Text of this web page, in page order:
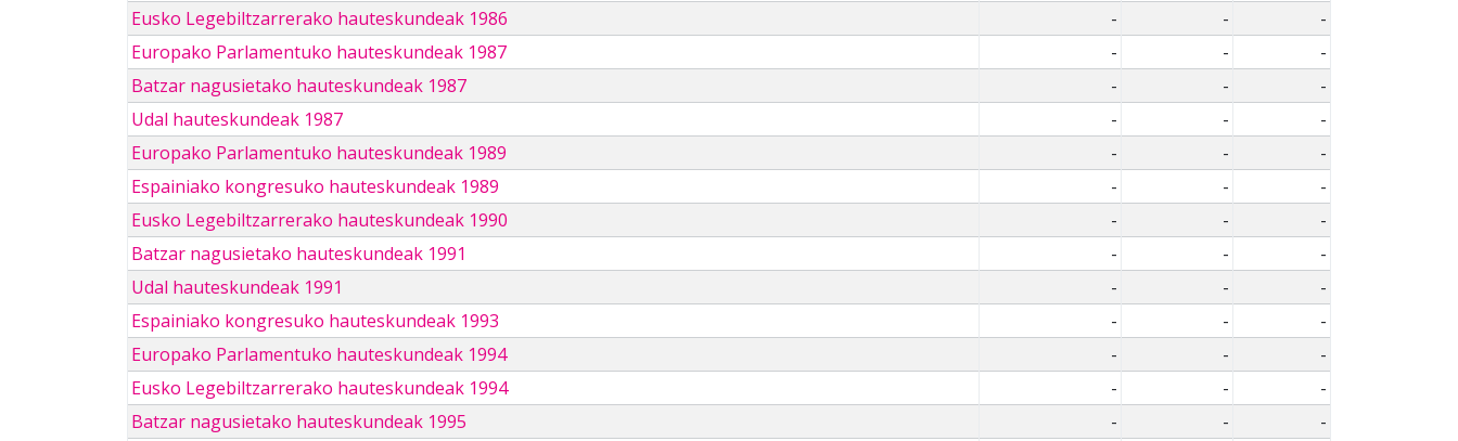
Eusko Legebiltzarrerako hauteskundeak 1986
- -
-
Europako Parlamentuko hauteskundeak 1987
- -
-
Batzar nagusietako hauteskundeak 1987
- -
-
Udal hauteskundeak 1987
- -
-
Europako Parlamentuko hauteskundeak 1989
- -
-
Espainiako kongresuko hauteskundeak 1989
- -
-
Eusko Legebiltzarrerako hauteskundeak 1990
- -
-
Batzar nagusietako hauteskundeak 1991
- -
-
Udal hauteskundeak 1991
- -
-
Espainiako kongresuko hauteskundeak 1993
- -
-
Europako Parlamentuko hauteskundeak 1994
- -
-
Eusko Legebiltzarrerako hauteskundeak 1994
- -
-
Batzar nagusietako hauteskundeak 1995
- -
-